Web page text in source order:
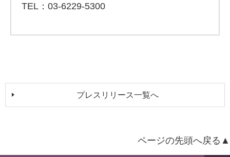
TEL：03-6229-5300
プレスリリース一覧へ
ページの先頭へ戻る▲